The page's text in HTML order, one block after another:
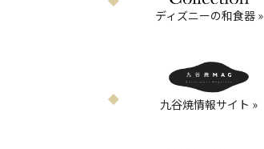
ディズニーの和食器 »
九谷焼情報サイト »